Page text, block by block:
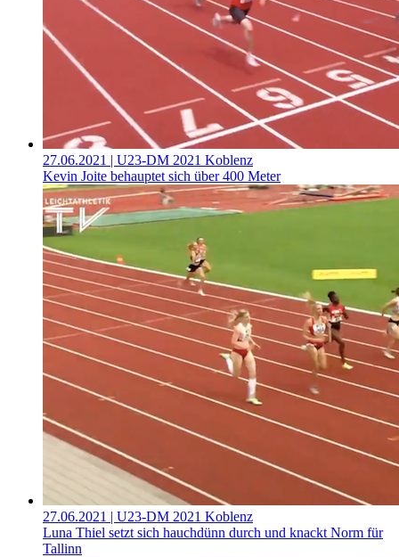
27.06.2021 | U23-DM 2021 Koblenz
Kevin Joite behauptet sich über 400 Meter
27.06.2021 | U23-DM 2021 Koblenz
Luna Thiel setzt sich hauchdünn durch und knackt Norm für
Tallinn